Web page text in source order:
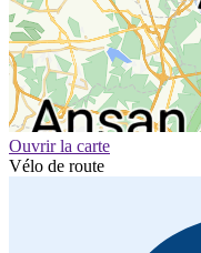
Ouvrir la carte
Vélo de route